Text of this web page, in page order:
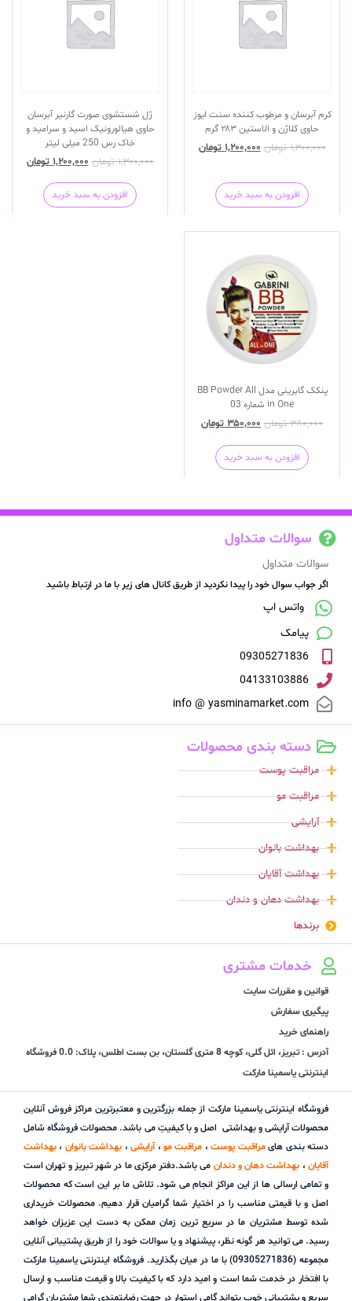
کرم آبرسان و مرطوب کننده سنت ایوز
حاوی کلاژن و الاستین ۲۸۳ گرم
۱,۳۰۰,۰۰۰ تومان ۱,۲۰۰,۰۰۰ تومان
افزودن به سبد خرید
ژل شستشوی صورت گارنیر آبرسان
حاوی هیالورونیک اسید و سرامید و
خاک رس 250 میلی لیتر
۱,۳۰۰,۰۰۰ تومان ۱,۲۰۰,۰۰۰ تومان
افزودن به سبد خرید
پنکک گابرینی مدل BB Powder All
in One شماره 03
۳۸۰,۰۰۰ تومان ۳۵۰,۰۰۰ تومان
افزودن به سبد خرید
سوالات متداول
سوالات متداول
اگر جواب سوال خود را پیدا نکردید از طریق کانال های زیر با ما در ارتباط باشید
واتس اپ
پیامک
09305271836
04133103886
info @ yasminamarket.com
دسته بندی محصولات
مراقبت پوست
مراقبت مو
آرایشی
بهداشت بانوان
بهداشت آقایان
بهداشت دهان و دندان
برندها
خدمات مشتری
قوانین و مقررات سایت
پیگیری سفارش
راهنمای خرید
آدرس : تبریز، ائل گلی، کوچه 8 متری گلستان، بن بست اطلس، پلاک: 0.0 فروشگاه
اینترنتی یاسمینا مارکت
فروشگاه اینترنتی یاسمینا مارکت از جمله بزرگترین و معتبرترین مراکز فروش آنلاین
محصولات آرایشی و بهداشتی اصل و با کیفیتِ می باشد. محصولات فروشگاه شامل
دسته بندی هایمراقبت پوست، مراقبت مو،آرایشی، بهداشت بانوان ، بهداشت
آقایان، بهداشت دهان و دندان می باشد.دفتر مرکزی ما در شهر تبریز و تهران است
و تمامی ارسالی ها از این مراکز انجام می شود. تلاش ما بر این است که محصولات
اصل و با قیمتی مناسب را در اختیار شما گرامیان قرار دهیم. محصولات خریداری
شده توسط مشتریان ما در سریع ترین زمان ممکن به دست این عزیزان خواهد
رسید. می توانید هر گونه نظر، پیشنهاد و یا سوالات خود را از طریق پشتیبانی آنلاین
مجموعه (09305271836) با ما در میان بگذارید. فروشگاه اینترنتی یاسمینا مارکت
با افتخار در خدمت شما است و امید دارد که با کیفیت بالا و قیمت مناسب و ارسال
سریع و پشتیبانی خوب بتواند گامی استوار در جهت رضایتمندی شما مشتریان گرامی